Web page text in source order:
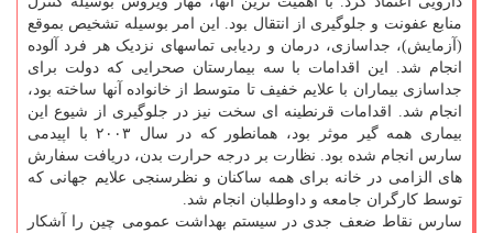
منابع عفونت و جلوگیری از انتقال بود. این امر بوسیله تشخیص بموقع
(آزمایش)، جداسازی، درمان و ردیابی تماسهای نزدیک هر فرد آلوده
انجام شد. این اقدامات با سه بیمارستان صحرایی که دولت برای
جداسازی بیماران با علایم خفیف تا متوسط از خانواده آنها ساخته بود،
انجام شد. اقدامات قرنطینه ای سخت نیز در جلوگیری از شیوع این
بیماری همه گیر موثر بود، همانطور که در سال ۲۰۰۳ با اپیدمی
سارس انجام شده بود. نظارت بر درجه حرارت بدن، دریافت سفارش
های الزامی در خانه برای همه ساکنان و نظرسنجی علایم جهانی که
توسط کارگران جامعه و داوطلبان انجام شد.
سارس نقاط ضعف جدی در سیستم بهداشت عمومی چین را آشکار